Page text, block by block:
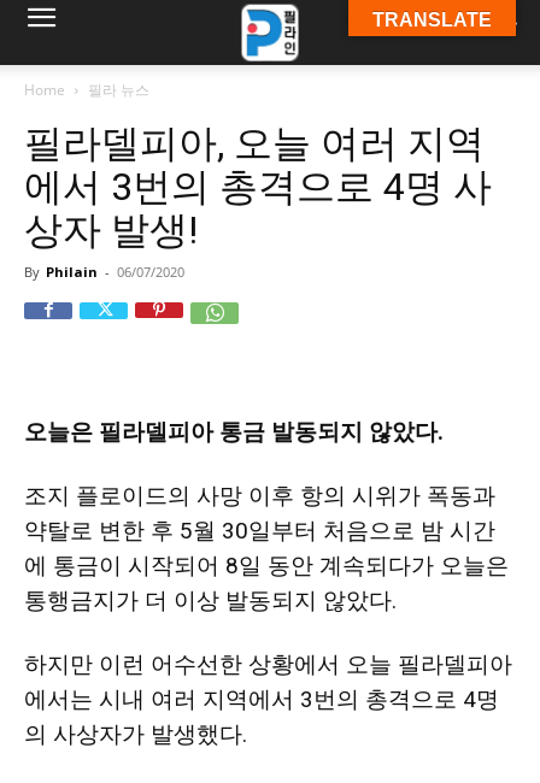
Home 필라 뉴스
필라델피아, 오늘 여러 지역
에서 3번의 총격으로 4명 사
상자 발생!
By Philain - 06/07/2020
오늘은 필라델피아 통금 발동되지 않았다.
조지 플로이드의 사망 이후 항의 시위가 폭동과
약탈로 변한 후 5월 30일부터 처음으로 밤 시간
에 통금이 시작되어 8일 동안 계속되다가 오늘은
통행금지가 더 이상 발동되지 않았다.
하지만 이런 어수선한 상황에서 오늘 필라델피아
에서는 시내 여러 지역에서 3번의 총격으로 4명
의 사상자가 발생했다.
TRANSLATE